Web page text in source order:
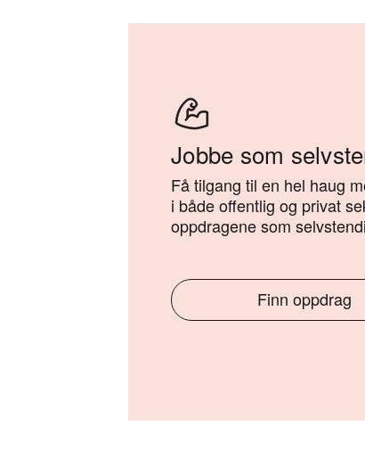
Jobbe som
Få tilgang til en hel haug
i både offentlig og privat
oppdragene som
Finn oppdrag